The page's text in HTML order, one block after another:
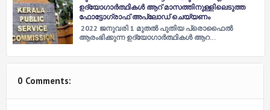
ഉദ്യോ​ഗാർത്ഥികൾ ആറ് മാസത്തിനുള്ളിലെടുത്ത
ഫോട്ടോ​ഗ്രാഫ് അപ്‍ലോഡ് ചെയ്യണം
2022 ജനുവരി 1 മുതൽ പുതിയ പ്രൊഫൈൽ
ആരംഭിക്കുന്ന ഉദ്യോ​ഗാർത്ഥികൾ ആറ…
0 Comments: